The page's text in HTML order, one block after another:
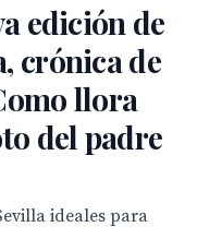
edición de
crónica de
llora
del padre
ideales para